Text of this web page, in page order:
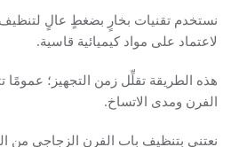
نستخدم تقنيات بخارٍ بضغطٍ عالٍ لتنظيف
لاعتماد على مواد كيميائية قاسية.
الفرن ومدى الاتساخ.
نعتني بتنظيف باب الفرن الزجاجي من